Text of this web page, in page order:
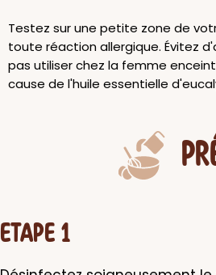
Testez sur une petite zone de
toute réaction allergique. Évitez
pas utiliser chez la femme
cause de l'huile essentielle
ETAPE 1